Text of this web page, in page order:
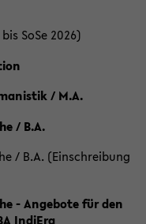
SoSe 2026)
/ M.A.
/ B.A.
/ B.A. (Einschreibung
- Angebote für den
IndiErg